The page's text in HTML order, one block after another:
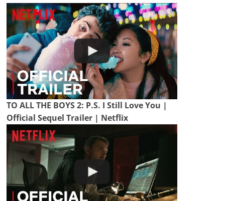
TO ALL THE BOYS 2: P.S. I Still Love You |
Official Sequel Trailer | Netflix